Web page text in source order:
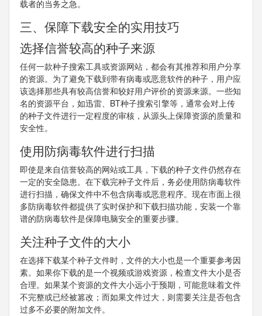
载者的当务之急。
三、保障下载安全的实用技巧
选择信誉较高的种子来源
任何一款种子搜索工具或资源网站，都会有其推荐和用户分享
的资源。为了避免下载到带有病毒或恶意软件的种子，用户应
该选择那些具有较高信誉和较好用户评价的资源来源。一些知
名的资源平台，如迅雷、BT种子搜索引擎等，通常会对上传
的种子文件进行一定程度的审核，从源头上保障资源的质量和
安全性。
使用防病毒软件进行扫描
即使是来自信誉较高的网站或工具，下载的种子文件仍然存在
一定的安全隐患。在下载完种子文件后，务必使用防病毒软件
进行扫描，确保文件中不包含病毒或恶意程序。现在市面上很
多防病毒软件都提供了实时保护和下载扫描功能，安装一个靠
谱的防病毒软件是保障电脑安全的重要步骤。
关注种子文件的大小
在选择下载某个种子文件时，文件的大小也是一个重要参考因
素。如果你下载的是一个视频或游戏资源，检查文件大小是否
合理。如果某个资源的文件大小远小于预期，可能意味着文件
不完整或已经被篡改；而如果文件过大，则需要关注是否包含
过多不必要的附加文件。